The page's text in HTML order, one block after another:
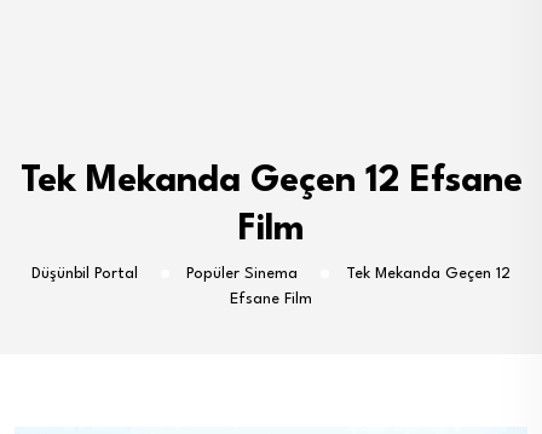
Tek Mekanda Geçen 12 Efsane
Film
Düşünbil Portal Popüler Sinema
Tek Mekanda Geçen 12
Efsane Film